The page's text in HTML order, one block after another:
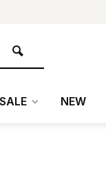
SALE NEW